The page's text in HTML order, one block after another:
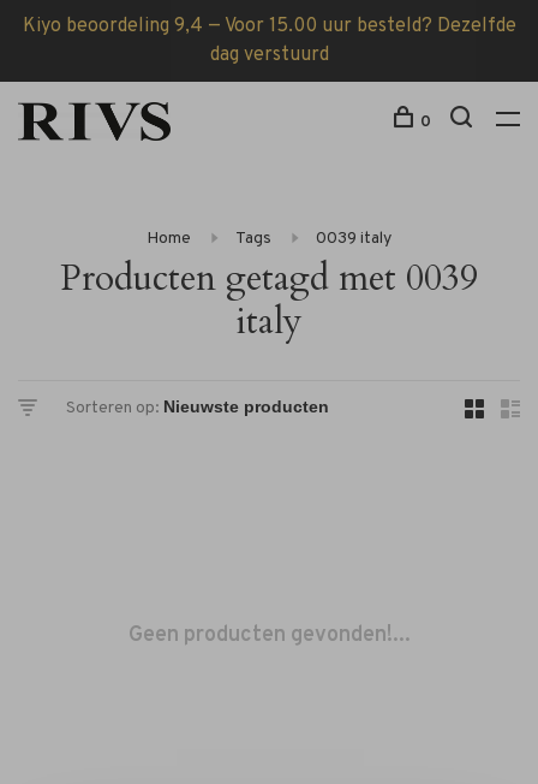
Kiyo beoordeling 9,4 — Voor 15.00 uur besteld? Dezelfde
dag verstuurd
0
Home Tags 0039 italy
Producten getagd met 0039
italy
Sorteren op:
Geen producten gevonden!...